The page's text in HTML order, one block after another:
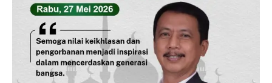
SUBSCRIBE NOW